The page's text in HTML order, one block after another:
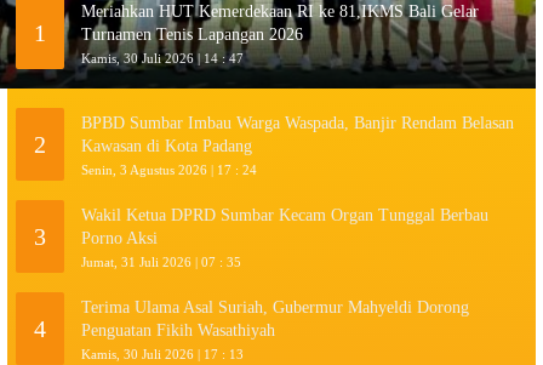
1
Meriahkan HUT Kemerdekaan RI ke 81,IKMS Bali Gelar
Turnamen Tenis Lapangan 2026
Kamis, 30 Juli 2026 | 14 : 47
2
BPBD Sumbar Imbau Warga Waspada, Banjir Rendam Belasan
Kawasan di Kota Padang
Senin, 3 Agustus 2026 | 17 : 24
3
Wakil Ketua DPRD Sumbar Kecam Organ Tunggal Berbau
Porno Aksi
Jumat, 31 Juli 2026 | 07 : 35
4
Terima Ulama Asal Suriah, Gubermur Mahyeldi Dorong
Penguatan Fikih Wasathiyah
Kamis, 30 Juli 2026 | 17 : 13